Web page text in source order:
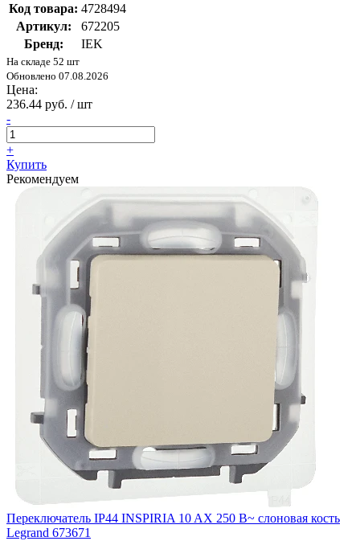
Код товара: 4728494
Артикул:
672205
Бренд:
IEK
На складе 52 шт
Обновлено 07.08.2026
Цена:
236.44 руб. / шт
-
+
Купить
Рекомендуем
Переключатель IP44 INSPIRIA 10 AX 250 В~ слоновая кость
Legrand 673671